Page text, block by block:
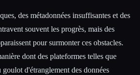
des métadonnées insuffisantes et des
souvent les progrès, mais des
pour surmonter ces obstacles.
dont des plateformes telles que
d'étranglement des données